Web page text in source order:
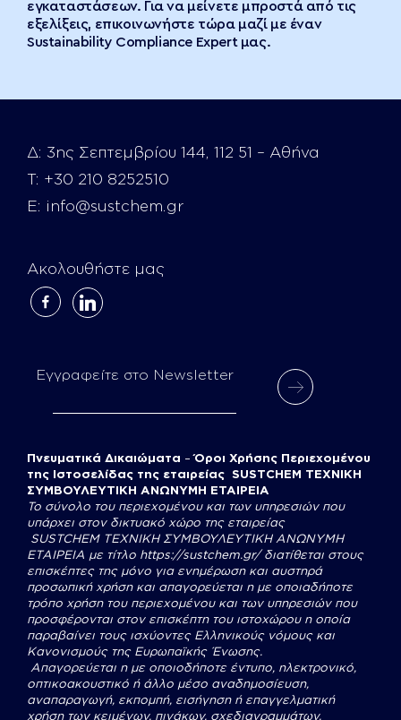
εγκαταστάσεων. Για να μείνετε μπροστά από τις
εξελίξεις, επικοινωνήστε τώρα μαζί με έναν
Sustainability Compliance Expert μας.
Δ: 3ης Σεπτεμβρίου 144, 112 51 – Αθήνα
Τ: +30 210 8252510
E: info@sustchem.gr
Ακολουθήστε μας
facebook-
linkedin
Εγγραφείτε στο Newsletter
Πνευματικά Δικαιώματα –Όροι Χρήσης Περιεχομένου
της Ιστοσελίδας της εταιρείας SUSTCHEM ΤΕΧΝΙΚΗ
ΣΥΜΒΟΥΛΕΥΤΙΚΗ ΑΝΩΝΥΜΗ ΕΤΑΙΡΕΙΑ
Το σύνολο του περιεχομένου και των υπηρεσιών που
υπάρχει στον δικτυακό χώρο της εταιρείας
SUSTCHEM ΤΕΧΝΙΚΗ ΣΥΜΒΟΥΛΕΥΤΙΚΗ ΑΝΩΝΥΜΗ
ΕΤΑΙΡΕΙΑ με τίτλο https://sustchem.gr/διατίθεται στους
επισκέπτες της μόνο για ενημέρωση και αυστηρά
προσωπική χρήση και απαγορεύεται η με οποιαδήποτε
τρόπο χρήση του περιεχομένου και των υπηρεσιών που
προσφέρονται στον επισκέπτη του ιστοχώρου η οποία
παραβαίνει τους ισχύοντες Ελληνικούς νόμους και
Κανονισμούς της Ευρωπαϊκής Ένωσης.
Απαγορεύεται η με οποιοδήποτε έντυπο, ηλεκτρονικό,
οπτικοακουστικό ή άλλο μέσο αναδημοσίευση,
αναπαραγωγή, εκπομπή, εισήγηση ή επαγγελματική
χρήση των κειμένων, πινάκων, σχεδιαγραμμάτων,